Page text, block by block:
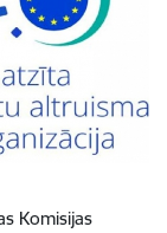
Komisijas